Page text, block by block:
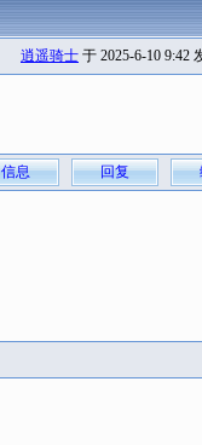
逍遥骑士 于 2025-6-10 9:42
信息 回复